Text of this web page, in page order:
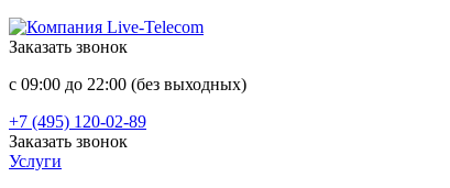
Заказать звонок
с 09:00 до 22:00 (без выходных)
+7 (495) 120-02-89
Заказать звонок
Услуги